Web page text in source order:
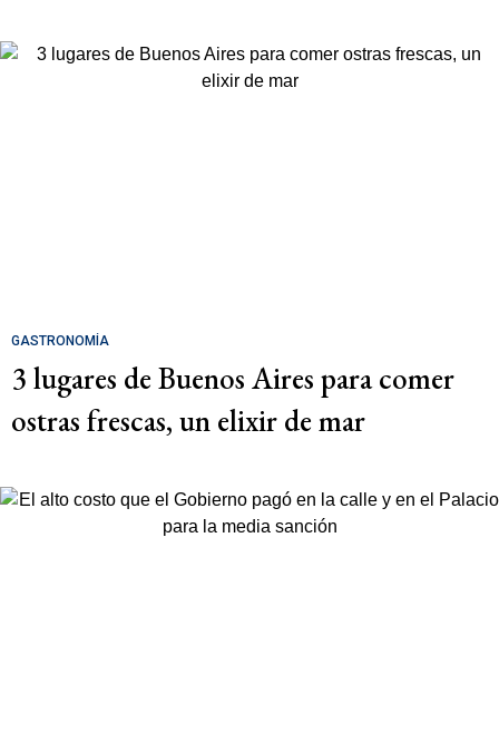
GASTRONOMÍA
3 lugares de Buenos Aires para comer
ostras frescas, un elixir de mar